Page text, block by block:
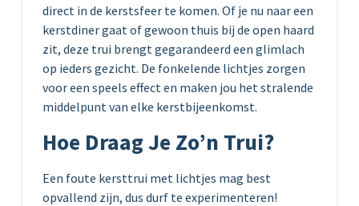
direct in de kerstsfeer te komen. Of je nu naar een
kerstdiner gaat of gewoon thuis bij de open haard
zit, deze trui brengt gegarandeerd een glimlach
op ieders gezicht. De fonkelende lichtjes zorgen
voor een speels effect en maken jou het stralende
middelpunt van elke kerstbijeenkomst.
Hoe Draag Je Zo’n Trui?
Een foute kersttrui met lichtjes mag best
opvallend zijn, dus durf te experimenteren!